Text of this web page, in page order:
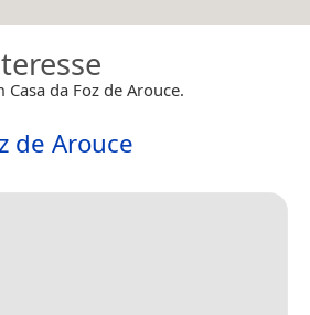
da Foz de Arouce.
de Arouce